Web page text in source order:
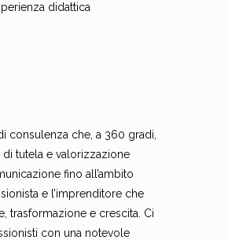
didattica
consulenza che, a 360 gradi,
di tutela e valorizzazione
fino all’ambito
e l’imprenditore che
trasformazione e crescita. Ci
con una notevole